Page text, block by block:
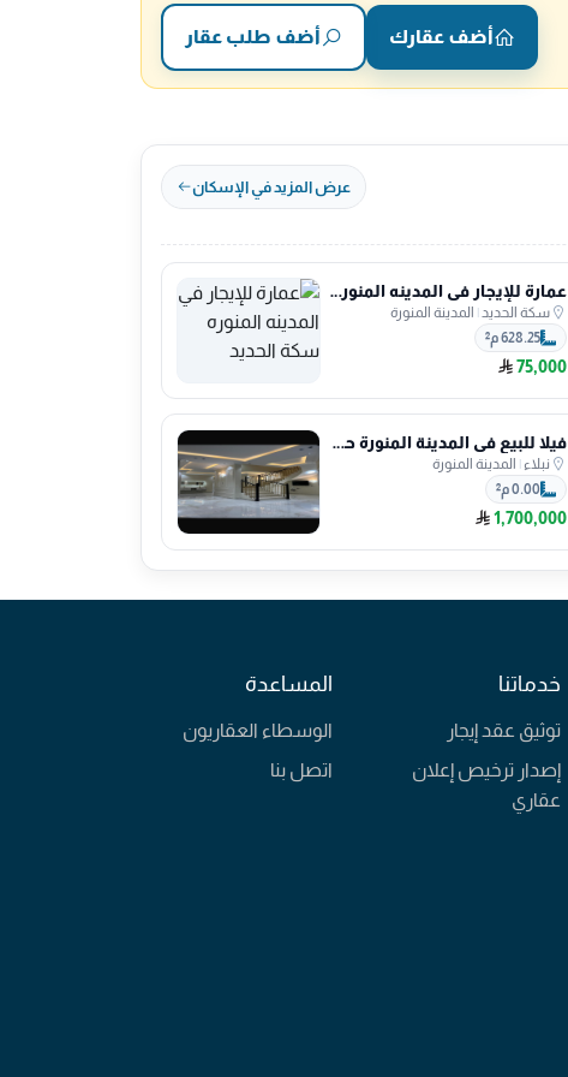
أضف عقارك أضف طلب عقار
عرض المزيد في الإسكان
عمارة للإيجار في المدينه المنوره سكة الحديد
سكة الحديد| المدينة المنورة
628.25 م²
75,000
فيلا للبيع في المدينة المنورة حي نبلاء
نبلاء | المدينة المنورة
0.00 م²
1,700,000
خدماتنا
توثيق عقد إيجار
إصدار ترخيص إعلان
عقاري
المساعدة
الوسطاء العقاريون
اتصل بنا